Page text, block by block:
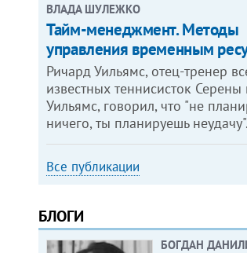
ВЛАДА ШУЛЕЖКО
Тайм-менеджмент. Методы
управления временным
Ричард Уильямс, отец-тренер
известных теннисисток
Уильямс, говорил, что "не
ничего, ты планируешь неудачу".
Все публикации
БЛОГИ
БОГДАН